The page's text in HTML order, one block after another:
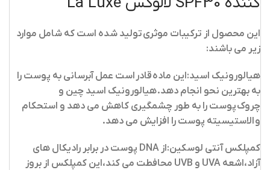
این محصول از ترکیبات موثری تولید شده است که شامل موارد
زیر می باشند:
هیالورونیک اسید:این ماده قادر است عمل آبرسانی به پوست را
به بهترین نحو انجام دهد. هیالورونیک اسید چین و
چروک پوست را به طور چشمگیری کاهش می دهد و استحکام
و الاستیسیته پوست را افزایش می دهد.
کمپلکس آنتی لوسکین:
از DNA پوست در برابر رادیکال های
آزاد،اشعه UVA و UVB محافطت می کند،این کمپلکس از بروز